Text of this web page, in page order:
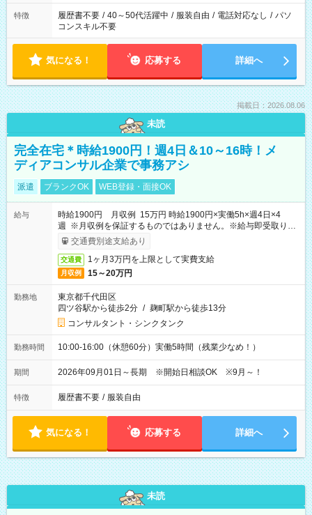
特徴 履歴書不要 / 40～50代活躍中 / 服装自由 / 電話対応なし / パソ
コンスキル不要
気になる！ 応募する 詳細へ
掲載日：2026.08.06
未読
完全在宅＊時給1900円！週4日＆10～16時！メ
ディアコンサル企業で事務アシ
派遣 ブランクOK WEB登録・面接OK
給与
時給1900円 月収例 15万円 時給1900円×実働5h×週4日×4
週 ※月収例を保証するものではありません。※給与即受取りサ
ービス利用可（利用条件有）
交通費別途支給あり
交通費 1ヶ月3万円を上限として実費支給
月収例 15～20万円
勤務地
東京都千代田区
四ツ谷駅から徒歩2分 / 麹町駅から徒歩13分
コンサルタント・シンクタンク
勤務時間 10:00-16:00（休憩60分）実働5時間（残業少なめ！）
期間 2026年09月01日～長期 ※開始日相談OK ※9月～！
特徴 履歴書不要 / 服装自由
気になる！ 応募する 詳細へ
未読